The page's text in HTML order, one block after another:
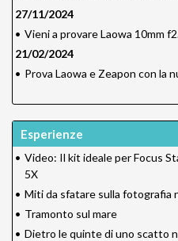
27/11/2024
• Vieni a provare Laowa 10mm
21/02/2024
• Prova Laowa e Zeapon con la
Esperienze
• Video: Il kit ideale per Focus
5X
• Miti da sfatare sulla fotografia
• Tramonto sul mare
• Dietro le quinte di uno scatto